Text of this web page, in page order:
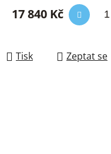
17 840 Kč
Tisk Zeptat se